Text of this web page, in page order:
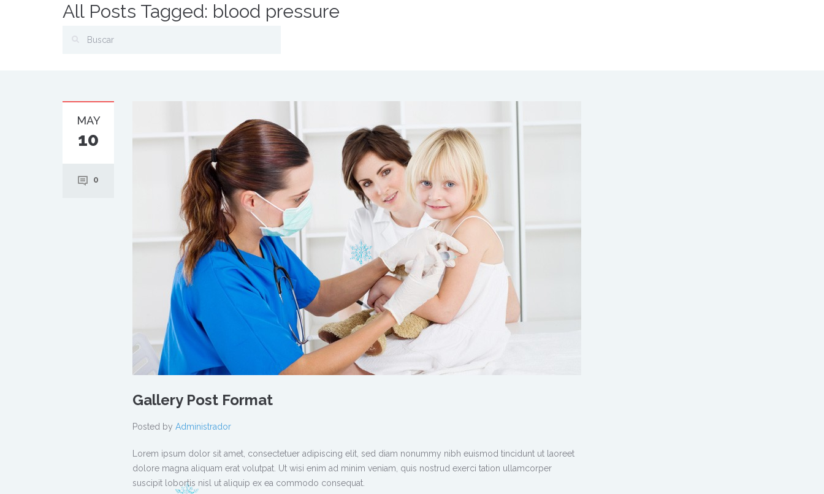
All Posts Tagged: blood pressure
MAY
10
0
Gallery Post Format
Posted by Administrador
Lorem ipsum dolor sit amet, consectetuer adipiscing elit, sed diam nonummy nibh euismod tincidunt ut laoreet
dolore magna aliquam erat volutpat. Ut wisi enim ad minim veniam, quis nostrud exerci tation ullamcorper
suscipit lobortis nisl ut aliquip ex ea commodo consequat.